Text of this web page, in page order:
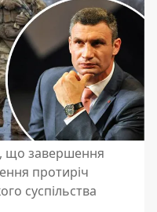
що завершення
протиріч
суспільства